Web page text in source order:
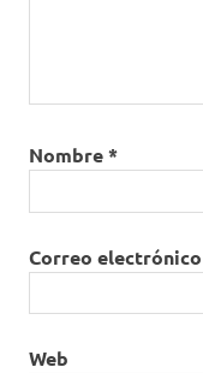
Nombre*
Correo electrónico
Web